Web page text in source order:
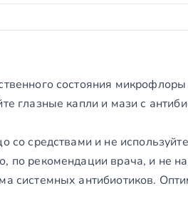
состояния микрофлоры
глазные капли и мази с
средствами и не
по рекомендации врача, и не
системных антибиотиков.